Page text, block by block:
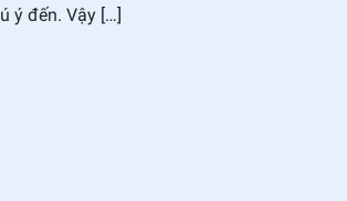
ý đến. Vậy […]